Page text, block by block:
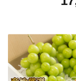
富良野 メロン めろ